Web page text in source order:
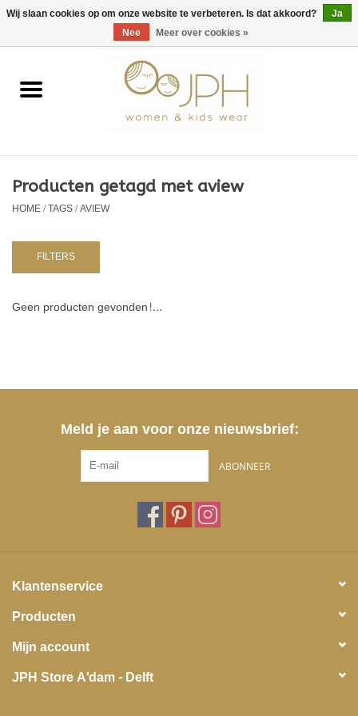
EUR/GBP/USD 0 Artikelen - €0,00
Home
Kids
NURSERY / TABLEWARE
Producten getagd met aview
HOME/TAGS/AVIEW
FILTERS
Geen producten gevonden!...
Meld je aan voor onze nieuwsbrief:
ABONNEER
Klantenservice
Producten
Mijn account
JPH Store A'dam - Delft
Wij slaan cookies op om onze website te verbeteren. Is dat akkoord?
Ja
Nee
Meer over cookies »